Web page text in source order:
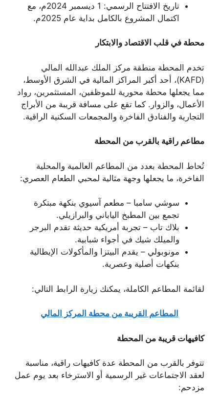
تاريخ الافتتاح الرسمي: 1 ديسمبر 2024م، مع
اكتمال المشروع بالكامل بداية عام 2025م.
محطة في قلب الاقتصاد والابتكار
تخدم المحطة منطقة مركز الملك عبدالله المالي
(KAFD)، أحد أكبر المراكز المالية في الشرق الأوسط،
مما يجعلها محطة محورية للموظفين، المستثمرين، رواد
الأعمال، والزوار. كما تقع على مسافة قريبة من الأبراج
التجارية والفنادق الفاخرة والمجمعات السكنية الراقية.
مطاعم راقية بالقرب من المحطة
تُحاط المحطة بعدد من المطاعم العالمية والمحلية
الفاخرة، ما يجعلها وجهة مثالية لمحبي الطعام العصري:
سوشي سامبا – مطعم آسيوي بنكهة مبتكرة
تجمع بين المطبخ الياباني والبرازيلي.
بلاك تاب – تجربة أمريكية حديثة تقدم البرجر
والميلك شيك في أجواء شبابية.
مونوبولي – يقدم البيتزا والمأكولات الإيطالية
بنكهات أصلية وعصرية.
لقائمة المطاعم الكاملة، يمكنك زيارة الرابط التالي:
المطاعم القريبة من محطة المركز المالي
كافيهات قريبة من المحطة
تتوفر بالقرب من المحطة عدة كافيهات راقية، مناسبة
لعقد الاجتماعات غير الرسمية أو الاسترخاء بعد يوم عمل
مزدحم: